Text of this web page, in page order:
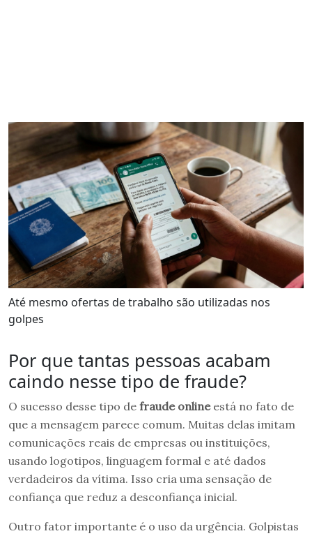
Até mesmo ofertas de trabalho são utilizadas nos
golpes
Por que tantas pessoas acabam
caindo nesse tipo de fraude?
O sucesso desse tipo de fraude onlineestá no fato de
que a mensagem parece comum. Muitas delas imitam
comunicações reais de empresas ou instituições,
usando logotipos, linguagem formal e até dados
verdadeiros da vítima. Isso cria uma sensação de
confiança que reduz a desconfiança inicial.
Outro fator importante é o uso da urgência. Golpistas